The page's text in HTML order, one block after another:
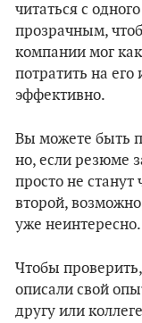
читаться с
прозрачным,
компании мог
потратить на его
эффективно.
Вы можете быть
но, если резюме
просто не
второй,
уже неинтересно.
Чтобы
описали свой
другу или